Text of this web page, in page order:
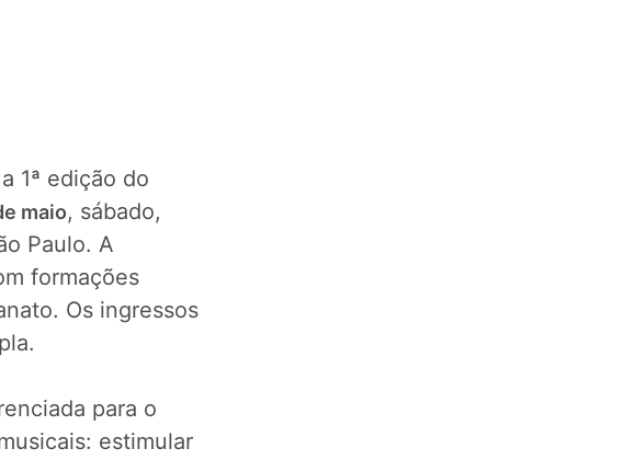
1ª edição do
maio, sábado,
Paulo. A
formações
Os ingressos
para o
estimular